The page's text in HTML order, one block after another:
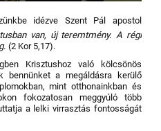
idézve Szent Pál apostol
van, új teremtmény. A régi
(2 Kor 5,17).
Krisztushoz való kölcsönös
bennünket a megáldásra kerülő
mint otthonainkban és
fokozatosan meggyúló több
a lelki virrasztás fontosságát